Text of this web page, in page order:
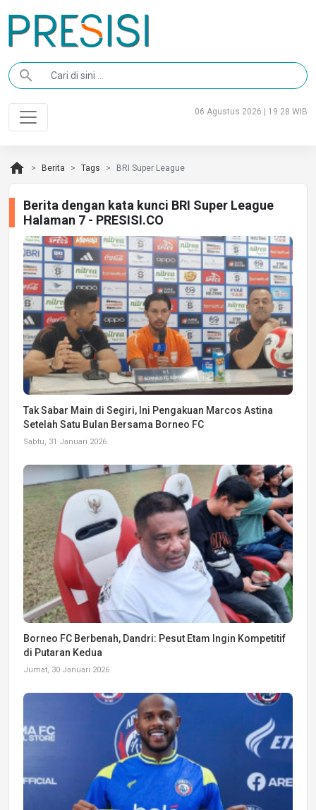
search
06 Agustus 2026 | 19:28 WIB
home Berita Tags BRI Super League
Berita dengan kata kunci BRI Super League
Halaman 7 - PRESISI.CO
Tak Sabar Main di Segiri, Ini Pengakuan Marcos Astina
Setelah Satu Bulan Bersama Borneo FC
Sabtu, 31 Januari 2026
Borneo FC Berbenah, Dandri: Pesut Etam Ingin Kompetitif
di Putaran Kedua
Jumat, 30 Januari 2026